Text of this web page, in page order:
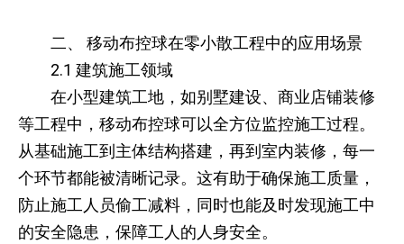
二、 移动布控球在零小散工程中的应用场景
2.1 建筑施工领域
在小型建筑工地，如别墅建设、商业店铺装修
等工程中，移动布控球可以全方位监控施工过程。
从基础施工到主体结构搭建，再到室内装修，每一
个环节都能被清晰记录。这有助于确保施工质量，
防止施工人员偷工减料，同时也能及时发现施工中
的安全隐患，保障工人的人身安全。